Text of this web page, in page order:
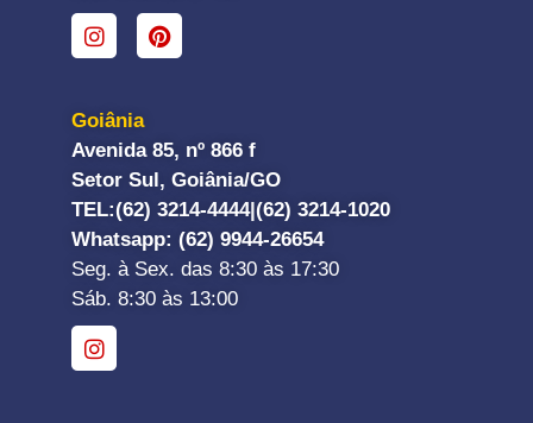
Goiânia
Avenida 85, nº 866 f
Setor Sul, Goiânia/GO
TEL:(62) 3214-4444| (62) 3214-1020
Whatsapp: (62) 9944-26654
Seg. à Sex. das 8:30 às 17:30
Sáb. 8:30 às 13:00